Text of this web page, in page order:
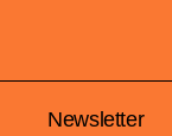
Newsletter